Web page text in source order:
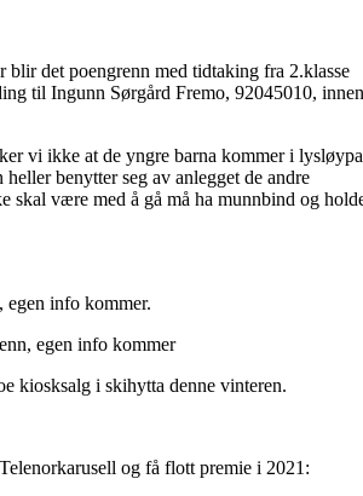
blir det poengrenn med tidtaking fra 2.klasse
til Ingunn Sørgård Fremo, 92045010, innen
vi ikke at de yngre barna kommer i lysløypa
heller benytter seg av anlegget de andre
skal være med å gå må ha munnbind og
egen info kommer.
egen info kommer
kiosksalg i skihytta denne vinteren.
og få flott premie i 2021: